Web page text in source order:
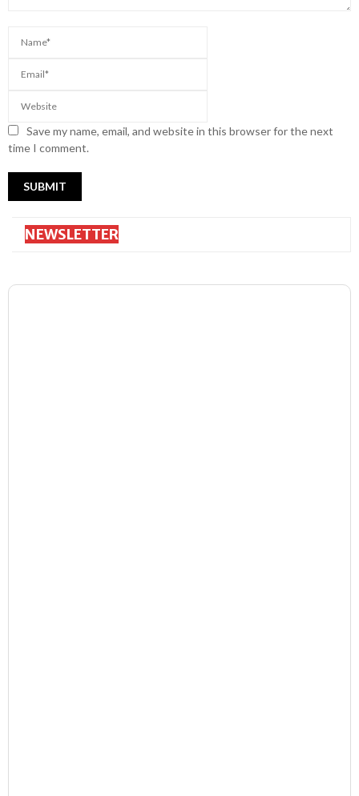
Save my name, email, and website in this browser for the next
time I comment.
NEWSLETTER